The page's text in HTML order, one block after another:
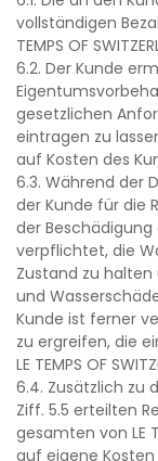
vollständigen
TEMPS OF
6.2. Der Kunde
gesetzlichen
eintragen zu
auf Kosten des
6.3. Während der
der Kunde für die
der
verpflichtet, die
Zustand zu halten
und
Kunde ist ferner
zu ergreifen, die
LE TEMPS OF
6.4. Zusätzlich zu
Ziff. 5.5 erteilten
gesamten von LE
auf eigene